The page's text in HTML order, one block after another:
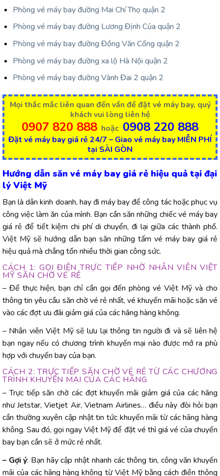
Phòng vé máy bay đường Mai Chí Thọ quận 2
Phòng vé máy bay đường Lương Định Của quận 2
Phòng vé máy bay đường Đồng Văn Cống quận 2
Phòng vé máy bay đường xa lộ Hà Nội quận 2
Phòng vé máy bay đường Vành Đai 2 quận 2
Mọi thắc mắc liên quan đến vấn đề đặt vé máy bay, quý
khách vui lòng liên hệ
0907 820 888 hoặc 0908 220 888
Đặt vé máy bay giá rẻ 24/7 – Giao vé máy bay MIỄN PHÍ
tại SÀI GÒN
Hướng dẫn săn vé máy bay giá rẻ hiệu quả tại đại
lý Việt Mỹ
Bạn là dân kinh doanh, hay đi máy bay để công tác hoặc phục vụ
công việc làm ăn của mình. Bạn cần săn những chiếc vé máy bay
giá rẻ để tiết kiệm chi phí di chuyển, đi lại giữa các thành phố.
Việt Mỹ sẽ hướng dẫn bạn săn những tấm vé máy bay giá rẻ
hiệu quả mà chẳng tốn nhiều thời gian công sức.
CÁCH 1: GỌI ĐIỆN TRỰC TIẾP NHỜ NHÂN VIÊN VIỆT
MỸ SĂN CHỜ VÉ RẺ
– Để thực hiện, bạn chỉ cần gọi đến phòng vé Việt Mỹ và cho
thông tin yêu cầu săn chờ vé rẻ nhất, vé khuyến mãi hoặc săn vé
vào các đợt ưu đãi giảm giá của các hãng hàng không.
– Nhân viên Việt Mỹ sẽ lưu lại thông tin người đi và sẽ liên hệ
bạn ngay nếu có chương trình khuyến mại nào được mở ra phù
hợp với chuyến bay của bạn.
CÁCH 2: TRỰC TIẾP SĂN CHỜ VÉ RẺ TỪ CÁC CHƯƠNG
TRÌNH KHUYẾN MẠI CỦA CÁC HÃNG
– Trực tiếp săn chờ các đợt khuyến mãi giảm giá của các hãng
như Jetstar, Vietjet Air, Vietnam Airlines… điều này đòi hỏi bạn
cần thường xuyên cập nhật tin tức khuyến mãi từ các hãng hàng
không. Sau đó, gọi ngay Việt Mỹ để đặt vé thì giá vé của chuyến
bay bạn cần sẽ ở mức rẻ nhất.
– Gợi ý: Bạn hãy cập nhật nhanh các thông tin, công văn khuyến
mãi của các hãng hàng không từ Việt Mỹ bằng cách điền thông